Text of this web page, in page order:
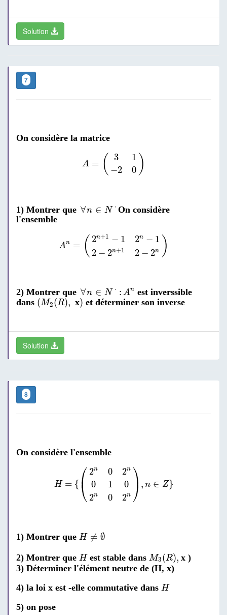
Solution
7
On considère la matrice
A = ( 3
1
−2 0 )
(3 1− 0)
1) Montrer que ∀n ∈ N ⋅
∀n ∈N⋅
On considère
l'ensemble
An = ( 2n+1 − 1 2n − 1
2 − 2n+1 2 − 2n )
n +1 −1 − 2−2 + 12
2) Montrer que ∀n ∈ N ⋅ : An
∀n ∈N⋅:A
est inverssible
dans (M2(R),
(M2(R), x)
) et déterminer son inverse
Solution
8
On considère l'ensemble
H = { ⎛
⎜⎝
2n 0 2n
0 1
0
2n 0 2n
⎞⎟
⎠ , n ∈ Z}
n02n 10 n0 2
1) Montrer que H ≠ ∅
H≠ ∅
2) Montrer que H
Hest stable dans M3(R),
M3 (R) x )
3) Déterminer l'élément neutre de (H, x)
4) la loi x est -elle commutative dans H
H
5) on pose